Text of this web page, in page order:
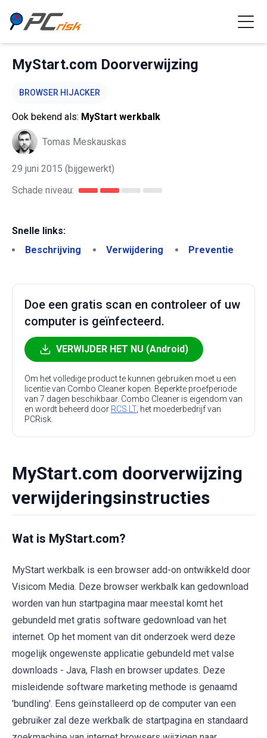
MyStart.com Doorverwijzing
BROWSER HIJACKER
Ook bekend als: MyStart werkbalk
Tomas Meskauskas
29 juni 2015 (bijgewerkt)
Schade niveau:
Snelle links:
Beschrijving
Verwijdering Preventie
Doe een gratis scan en controleer of uw
computer is geïnfecteerd.
VERWIJDER HET NU (Android)
Om het volledige product te kunnen gebruiken moet u een
licentie van Combo Cleaner kopen. Beperkte proefperiode
van 7 dagen beschikbaar. Combo Cleaner is eigendom van
en wordt beheerd door RCS LT, het moederbedrijf van
PCRisk.
MyStart.com doorverwijzing
verwijderingsinstructies
Wat is MyStart.com?
MyStart werkbalk is een browser add-on ontwikkeld door
Visicom Media. Deze browser werkbalk kan gedownload
worden van hun startpagina maar meestal komt het
gebundeld met gratis software gedownload van het
internet. Op het moment van dit onderzoek werd deze
mogelijk ongewenste applicatie gebundeld met valse
downloads - Java, Flash en browser updates. Deze
misleidende software marketing methode is genaamd
'bundling'. Eens geïnstalleerd op de computer van een
gebruiker zal deze werkbalk de startpagina en standaard